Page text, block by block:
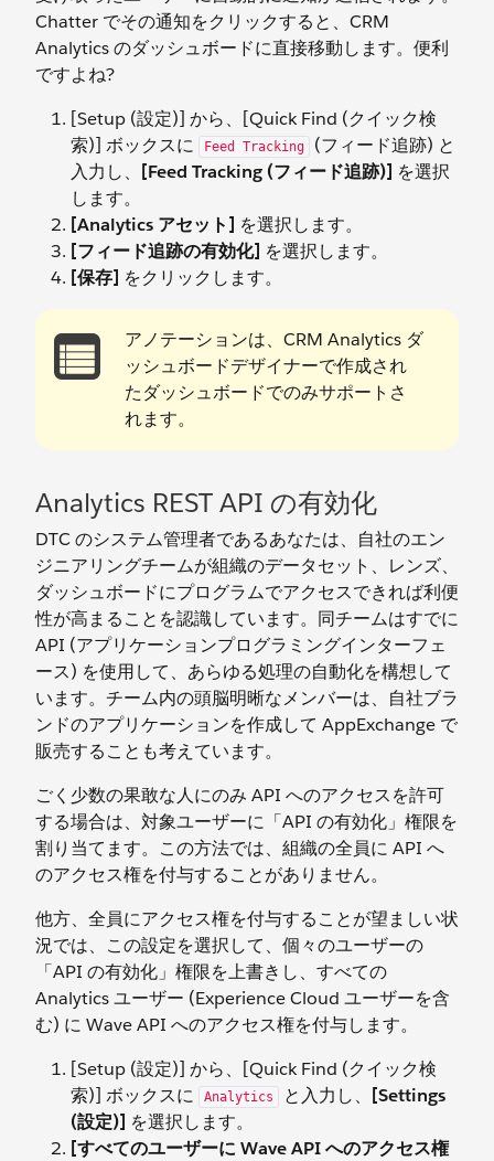
Chatter でその通知をクリックすると、CRM
Analytics のダッシュボードに直接移動します。便利
ですよね?
[Setup (設定)] から、[Quick Find (クイック検
索)] ボックスに
Feed Tracking
(フィード追跡) と
入力し、
[Feed Tracking (フィード追跡)] を選択
します。
[Analytics アセット] を選択します。
[フィード追跡の有効化] を選択します。
[保存] をクリックします。
アノテーションは、CRM Analytics ダ
ッシュボードデザイナーで作成され
たダッシュボードでのみサポートさ
れます。
Analytics REST API の有効化
DTC のシステム管理者であるあなたは、自社のエン
ジニアリングチームが組織のデータセット、レンズ、
ダッシュボードにプログラムでアクセスできれば利便
性が高まることを認識しています。同チームはすでに
API (アプリケーションプログラミングインターフェ
ース) を使用して、あらゆる処理の自動化を構想して
います。チーム内の頭脳明晰なメンバーは、自社ブラ
ンドのアプリケーションを作成して AppExchange で
販売することも考えています。
ごく少数の果敢な人にのみ API へのアクセスを許可
する場合は、対象ユーザーに「API の有効化」権限を
割り当てます。この方法では、組織の全員に API へ
のアクセス権を付与することがありません。
他方、全員にアクセス権を付与することが望ましい状
況では、この設定を選択して、個々のユーザーの
「API の有効化」権限を上書きし、すべての
Analytics ユーザー (Experience Cloud ユーザーを含
む) に Wave API へのアクセス権を付与します。
[Setup (設定)] から、[Quick Find (クイック検
索)] ボックスに
Analytics と入力し、
[Settings
(設定)] を選択します。
[すべてのユーザーに Wave API へのアクセス権